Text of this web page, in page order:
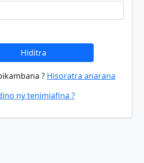
Hiditra
? Hisoratra anarana
ny tenimiafina ?